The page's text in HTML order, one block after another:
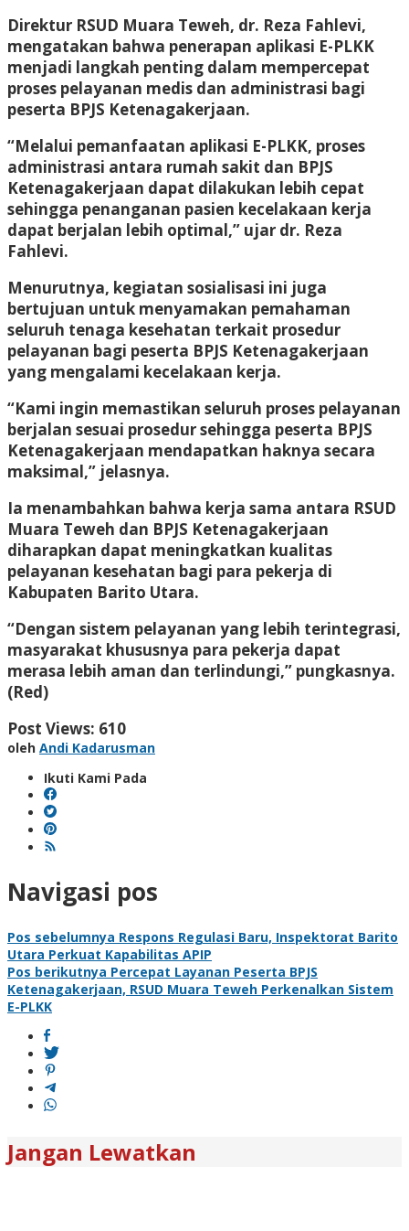
Direktur RSUD Muara Teweh, dr. Reza Fahlevi,
mengatakan bahwa penerapan aplikasi E-PLKK
menjadi langkah penting dalam mempercepat
proses pelayanan medis dan administrasi bagi
peserta BPJS Ketenagakerjaan.
“Melalui pemanfaatan aplikasi E-PLKK, proses
administrasi antara rumah sakit dan BPJS
Ketenagakerjaan dapat dilakukan lebih cepat
sehingga penanganan pasien kecelakaan kerja
dapat berjalan lebih optimal,” ujar dr. Reza
Fahlevi.
Menurutnya, kegiatan sosialisasi ini juga
bertujuan untuk menyamakan pemahaman
seluruh tenaga kesehatan terkait prosedur
pelayanan bagi peserta BPJS Ketenagakerjaan
yang mengalami kecelakaan kerja.
“Kami ingin memastikan seluruh proses pelayanan
berjalan sesuai prosedur sehingga peserta BPJS
Ketenagakerjaan mendapatkan haknya secara
maksimal,” jelasnya.
Ia menambahkan bahwa kerja sama antara RSUD
Muara Teweh dan BPJS Ketenagakerjaan
diharapkan dapat meningkatkan kualitas
pelayanan kesehatan bagi para pekerja di
Kabupaten Barito Utara.
“Dengan sistem pelayanan yang lebih terintegrasi,
masyarakat khususnya para pekerja dapat
merasa lebih aman dan terlindungi,” pungkasnya.
(Red)
Post Views: 610
oleh Andi Kadarusman
Ikuti Kami Pada
Navigasi pos
Pos sebelumnya Respons Regulasi Baru, Inspektorat Barito
Utara Perkuat Kapabilitas APIP
Pos berikutnya Percepat Layanan Peserta BPJS
Ketenagakerjaan, RSUD Muara Teweh Perkenalkan Sistem
E-PLKK
Jangan Lewatkan